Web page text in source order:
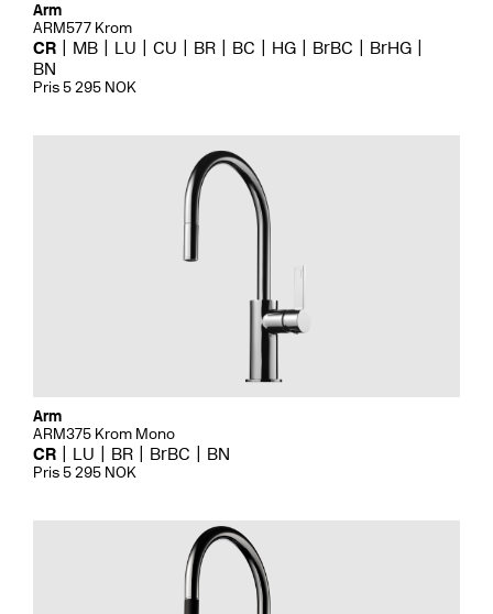
Arm
ARM577 Krom
CR MB LU CU BR BC HG BrBC
BrHG
BN
Pris 5 295 NOK
Arm
ARM375 Krom Mono
CR LU BR BrBC BN
Pris 5 295 NOK